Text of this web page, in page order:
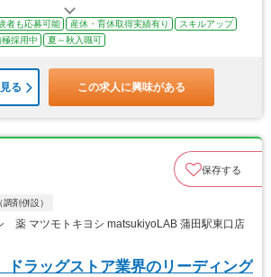
者も応募可能 産休・育休取得実績有り
スキルアップ
極採用中 夏～秋入職可
る この求人に興味がある
保存する
剤併設）
薬 マツモトキヨシ matsukiyoLAB 蒲田駅東口店
ドラッグストア業界のリーディング